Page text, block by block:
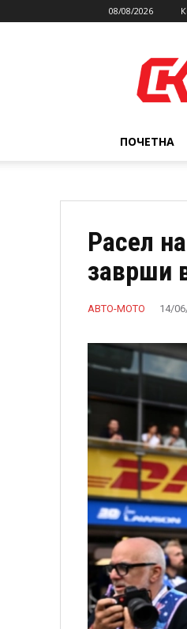
08/08/2026
ПОЧЕТНА
Расел
заврши
АВТО-МОТО 14/